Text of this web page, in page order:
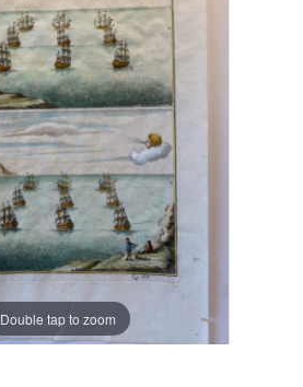
Double tap to zoom